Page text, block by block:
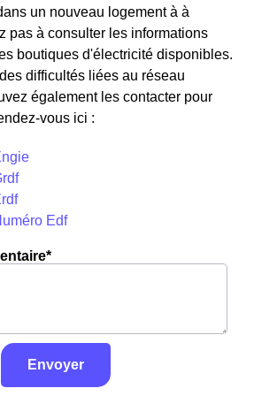
et est accessible aux Seyssois
est multiplié par quatre, tandis que
le prix est réduit de 20% par
en à Seysses. ⚡💸
un nouveau logement à à
pas à consulter les informations
boutiques d'électricité disponibles.
difficultés liées au réseau
également les contacter pour
vous ici :
Edf
Envoyer